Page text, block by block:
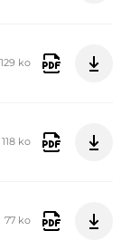
129 ko
118 ko
77 ko